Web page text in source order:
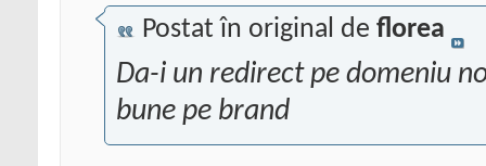
Postat în original de florea
Da-i un redirect pe domeniu
bune pe brand